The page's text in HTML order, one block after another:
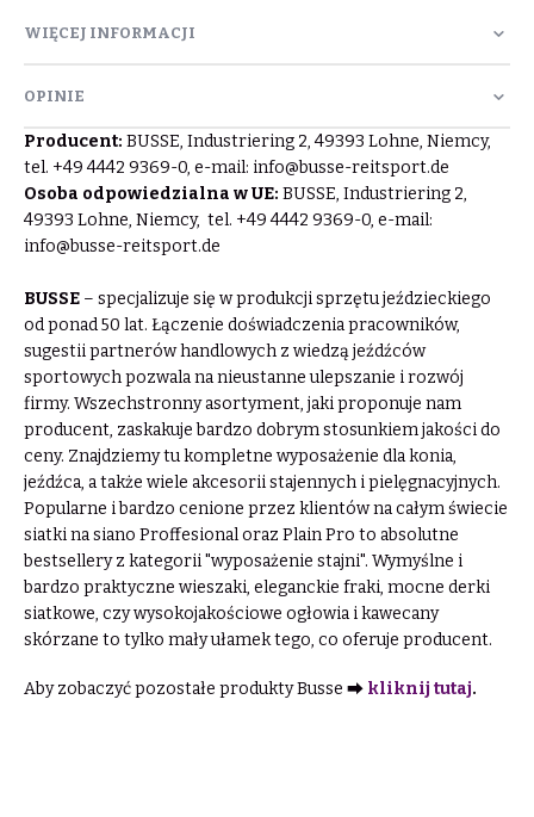
WIĘCEJ INFORMACJI
OPINIE
Producent: BUSSE, Industriering 2, 49393 Lohne, Niemcy,
tel. +49 4442 9369-0, e-mail: info@busse-reitsport.de
Osoba odpowiedzialna w UE: BUSSE, Industriering 2,
49393 Lohne, Niemcy, tel. +49 4442 9369-0, e-mail:
info@busse-reitsport.de
BUSSE – specjalizuje się w produkcji sprzętu jeździeckiego
od ponad 50 lat. Łączenie doświadczenia pracowników,
sugestii partnerów handlowych z wiedzą jeźdźców
sportowych pozwala na nieustanne ulepszanie i rozwój
firmy. Wszechstronny asortyment, jaki proponuje nam
producent, zaskakuje bardzo dobrym stosunkiem jakości do
ceny. Znajdziemy tu kompletne wyposażenie dla konia,
jeźdźca, a także wiele akcesorii stajennych i pielęgnacyjnych.
Popularne i bardzo cenione przez klientów na całym świecie
siatki na siano Proffesional oraz Plain Pro to absolutne
bestsellery z kategorii "wyposażenie stajni". Wymyślne i
bardzo praktyczne wieszaki, eleganckie fraki, mocne derki
siatkowe, czy wysokojakościowe ogłowia i kawecany
skórzane to tylko mały ułamek tego, co oferuje producent.
Aby zobaczyć pozostałe produkty Busse ⮕ kliknij tutaj.